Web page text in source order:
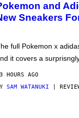
and
Sneakers
full Pokemon x
it covers a
HOURS AGO
SAM WATANUKI |